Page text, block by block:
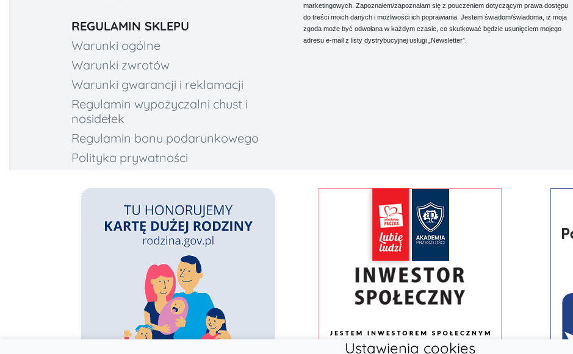
REGULAMIN SKLEPU
Warunki ogólne
Warunki zwrotów
Warunki gwarancji i reklamacji
Regulamin wypożyczalni chust i
nosidełek
Regulamin bonu podarunkowego
Polityka prywatności
marketingowych. Zapoznałem/zapoznałam się z pouczeniem dotyczącym prawa dostępu
do treści moich danych i możliwości ich poprawiania. Jestem świadom/świadoma, iż moja
zgoda może być odwołana w każdym czasie, co skutkować będzie usunięciem mojego
adresu e-mail z listy dystrybucyjnej usługi „Newsletter”.
Ustawienia cookies